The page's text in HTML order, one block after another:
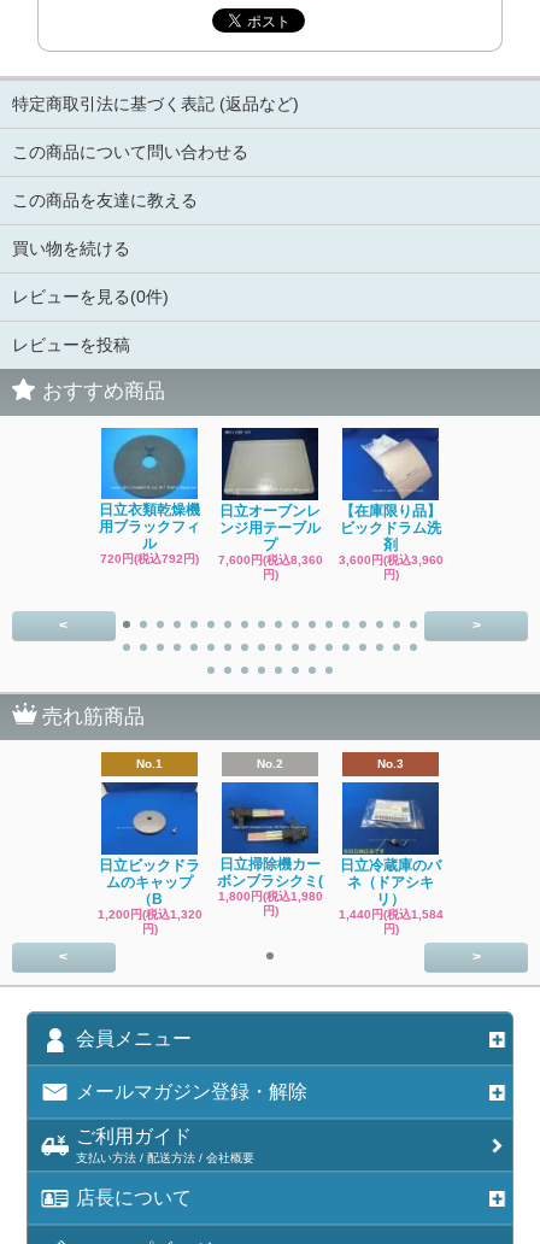
特定商取引法に基づく表記 (返品など)
この商品について問い合わせる
この商品を友達に教える
買い物を続ける
レビューを見る(0件)
レビューを投稿
おすすめ商品
日立衣類乾燥機
用ブラックフィ
ル
720円(税込792円)
日立オーブンレ
ンジ用テーブル
プ
7,600円(税込8,360
円)
【在庫限り品】
ビックドラム洗
剤
3,600円(税込3,960
円)
< >
売れ筋商品
No.1
日立ビックドラ
ムのキャップ
（B
1,200円(税込1,320
円)
No.2
日立掃除機カー
ボンブラシクミ(
1,800円(税込1,980
円)
No.3
日立冷蔵庫のバ
ネ（ドアシキ
リ）
1,440円(税込1,584
円)
< >
会員メニュー
メールマガジン登録・解除
ご利用ガイド
支払い方法 / 配送方法 / 会社概要
店長について